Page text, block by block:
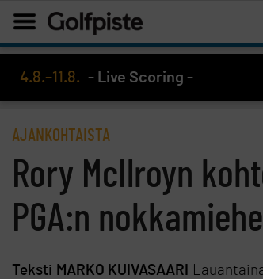
4.8.–11.8. - Live Scoring -
AJANKOHTAISTA
Rory McIlroyn
PGA:n
Teksti MARKO KUIVASAARI